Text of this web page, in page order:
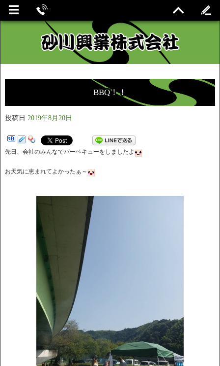
BBQ！！
投稿日 2019年8月20日
先日、会社のみんなでバーベキューをしましたよ
お天気に恵まれてよかったぁ～